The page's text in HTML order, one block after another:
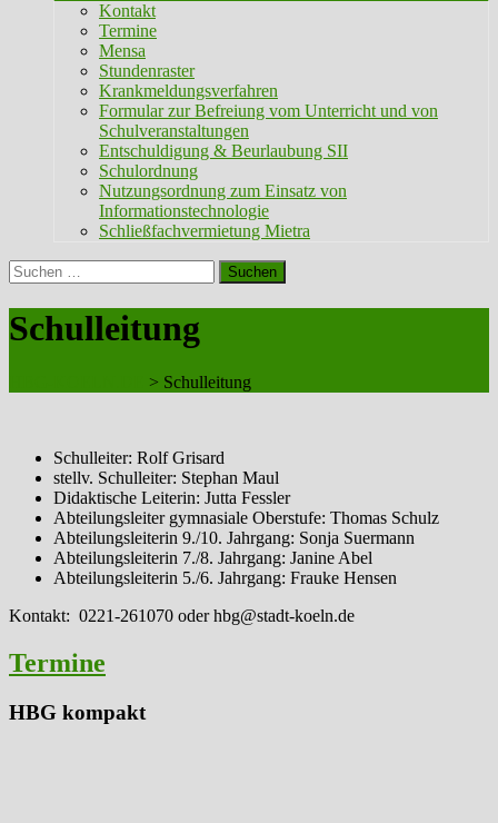
Kontakt
Termine
Mensa
Stundenraster
Krankmeldungsverfahren
Formular zur Befreiung vom Unterricht und von
Schulveranstaltungen
Entschuldigung & Beurlaubung SII
Schulordnung
Nutzungsordnung zum Einsatz von
Informationstechnologie
Schließfachvermietung Mietra
Suchen
nach:
Schulleitung
> Schulleitung
Schulleiter: Rolf Grisard
stellv. Schulleiter: Stephan Maul
Didaktische Leiterin: Jutta Fessler
Abteilungsleiter gymnasiale Oberstufe: Thomas Schulz
Abteilungsleiterin 9./10. Jahrgang: Sonja Suermann
Abteilungsleiterin 7./8. Jahrgang: Janine Abel
Abteilungsleiterin 5./6. Jahrgang: Frauke Hensen
Kontakt: 0221-261070 oder hbg@stadt-koeln.de
Termine
HBG kompakt